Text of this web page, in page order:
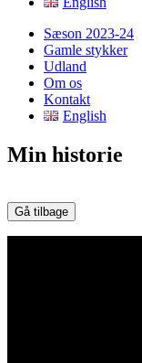
Sæson 2023-24
Gamle stykker
Udland
Om os
Kontakt
English
Min historie